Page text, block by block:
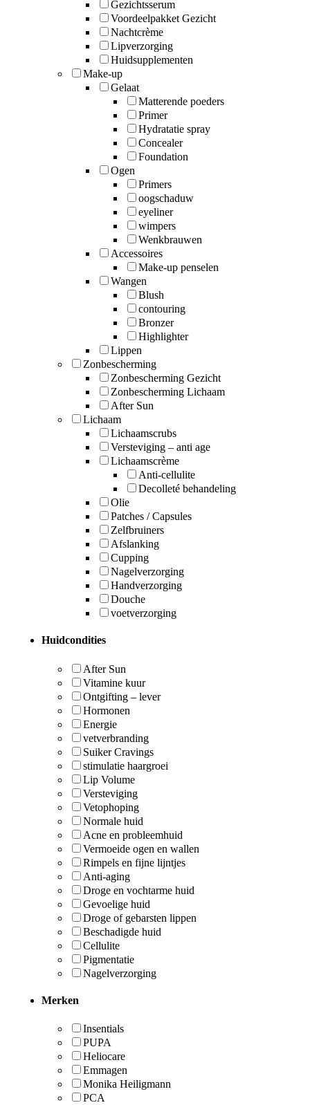
Gezichtsserum
Voordeelpakket Gezicht
Nachtcrème
Lipverzorging
Huidsupplementen
Make-up
Gelaat
Matterende poeders
Primer
Hydratatie spray
Concealer
Foundation
Ogen
Primers
oogschaduw
eyeliner
wimpers
Wenkbrauwen
Accessoires
Make-up penselen
Wangen
Blush
contouring
Bronzer
Highlighter
Lippen
Zonbescherming
Zonbescherming Gezicht
Zonbescherming Lichaam
After Sun
Lichaam
Lichaamscrubs
Versteviging – anti age
Lichaamscrème
Anti-cellulite
Decolleté behandeling
Olie
Patches / Capsules
Zelfbruiners
Afslanking
Cupping
Nagelverzorging
Handverzorging
Douche
voetverzorging
Huidcondities
After Sun
Vitamine kuur
Ontgifting – lever
Hormonen
Energie
vetverbranding
Suiker Cravings
stimulatie haargroei
Lip Volume
Versteviging
Vetophoping
Normale huid
Acne en probleemhuid
Vermoeide ogen en wallen
Rimpels en fijne lijntjes
Anti-aging
Droge en vochtarme huid
Gevoelige huid
Droge of gebarsten lippen
Beschadigde huid
Cellulite
Pigmentatie
Nagelverzorging
Merken
Insentials
PUPA
Heliocare
Emmagen
Monika Heiligmann
PCA